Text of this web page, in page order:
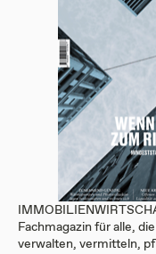
Fachmagazin für alle,
verwalten, vermitteln,